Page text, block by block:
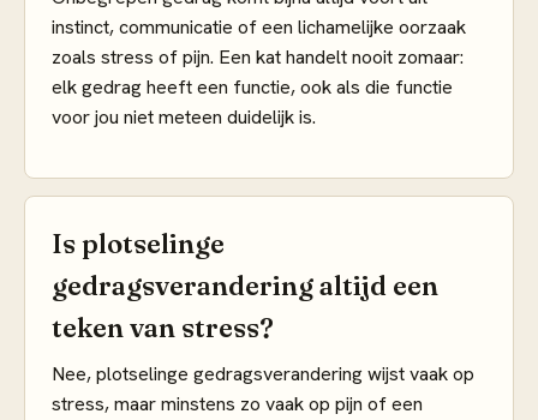
instinct, communicatie of een lichamelijke oorzaak
zoals stress of pijn. Een kat handelt nooit zomaar:
elk gedrag heeft een functie, ook als die functie
voor jou niet meteen duidelijk is.
Is plotselinge
gedragsverandering altijd een
teken van stress?
Nee, plotselinge gedragsverandering wijst vaak op
stress, maar minstens zo vaak op pijn of een